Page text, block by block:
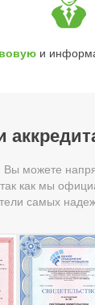
и
можете
как мы
самых